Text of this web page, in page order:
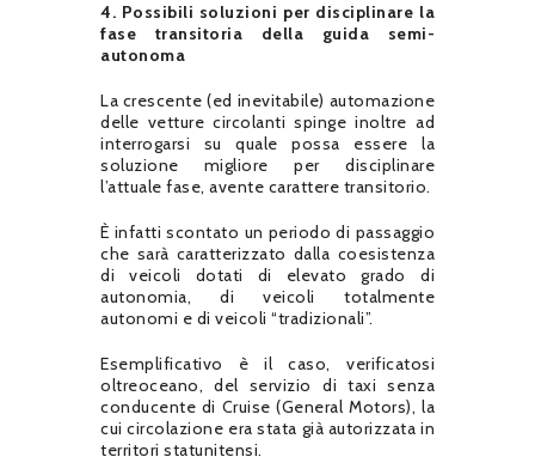
4. Possibili soluzioni per disciplinare la
fase transitoria della guida semi-
autonoma
La crescente (ed inevitabile) automazione
delle vetture circolanti spinge inoltre ad
interrogarsi su quale possa essere la
soluzione migliore per disciplinare
l’attuale fase, avente carattere transitorio.
È infatti scontato un periodo di passaggio
che sarà caratterizzato dalla coesistenza
di veicoli dotati di elevato grado di
autonomia, di veicoli totalmente
autonomi e di veicoli “tradizionali”.
Esemplificativo è il caso, verificatosi
oltreoceano, del servizio di taxi senza
conducente di Cruise (General Motors), la
cui circolazione era stata già autorizzata in
territori statunitensi.